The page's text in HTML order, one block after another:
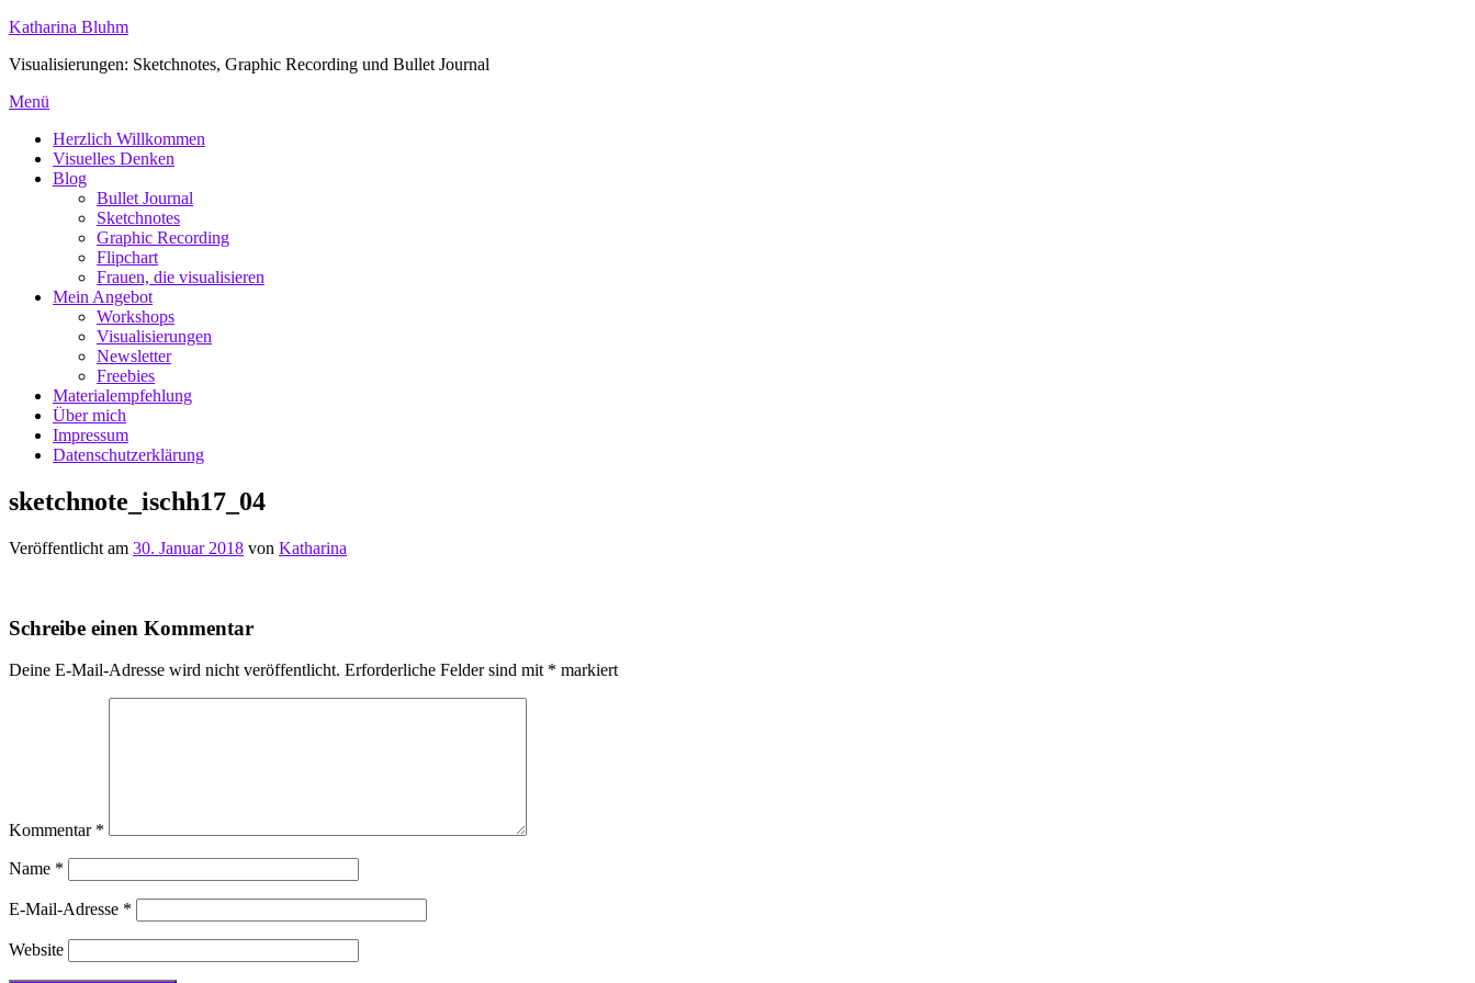
Zum
springen
Katharina Bluhm
Visualisierungen: Sketchnotes, Graphic Recording und Bullet Journal
Menü
Herzlich Willkommen
Visuelles Denken
Blog
Bullet Journal
Sketchnotes
Graphic Recording
Flipchart
Frauen, die visualisieren
Mein Angebot
Workshops
Visualisierungen
Newsletter
Freebies
Materialempfehlung
Über mich
Impressum
Datenschutzerklärung
sketchnote_ischh17_04
Veröffentlicht am 30. Januar 2018 von Katharina
Schreibe einen Kommentar
Deine E-Mail-Adresse wird nicht veröffentlicht. Erforderliche Felder sind mit * markiert
Kommentar *
Name *
E-Mail-Adresse *
Website